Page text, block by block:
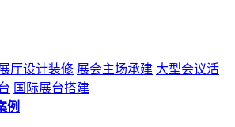
厅设计装修 展会主场承建 大型会议活
国际展台搭建
例